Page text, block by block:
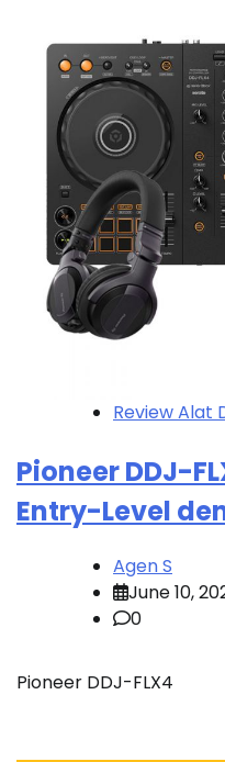
Review Alat
Pioneer DDJ-
Entry-Level
Agen S
June 10,
0
Pioneer DDJ-FLX4